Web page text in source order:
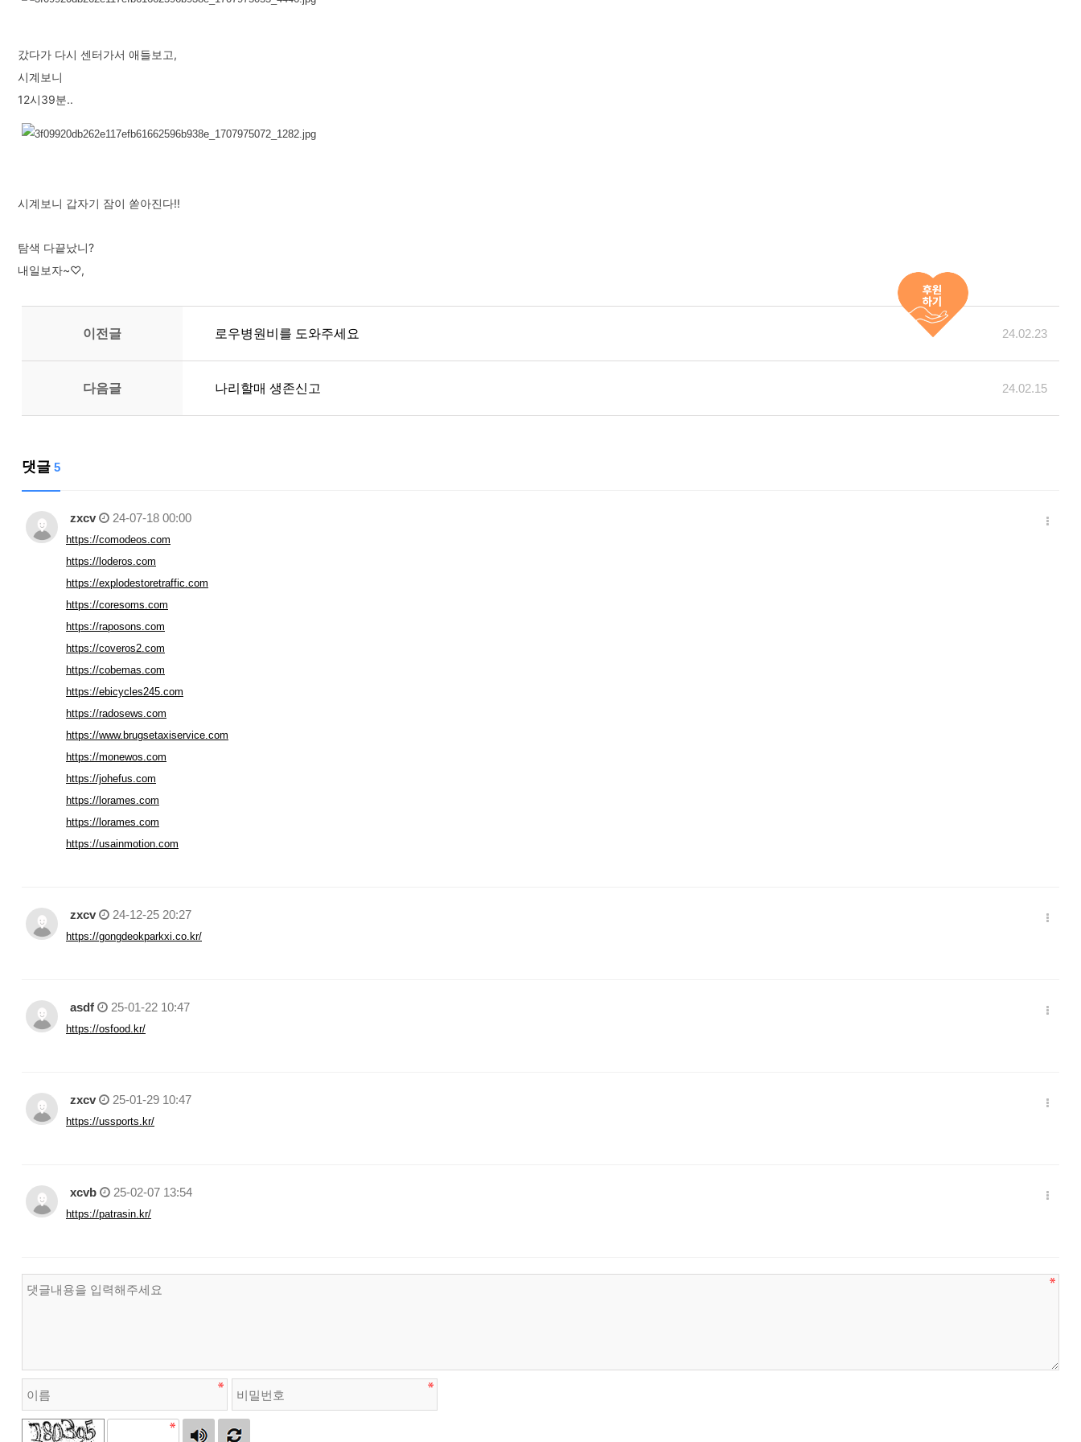
갔다가 다시 센터가서 애들보고,
시계보니
12시39분..
시계보니 갑자기 잠이 쏟아진다!!
탐색 다끝났니?
내일보자~♡,
이전글 로우병원비를 도와주세요 24.02.23
다음글 나리할매 생존신고 24.02.15
댓글 5
zxcv 24-07-18 00:00
https://comodeos.com
https://loderos.com
https://explodestoretraffic.com
https://coresoms.com
https://raposons.com
https://coveros2.com
https://cobemas.com
https://ebicycles245.com
https://radosews.com
https://www.brugsetaxiservice.com
https://monewos.com
https://johefus.com
https://lorames.com
https://lorames.com
https://usainmotion.com
zxcv 24-12-25 20:27
https://gongdeokparkxi.co.kr/
asdf 25-01-22 10:47
https://osfood.kr/
zxcv 25-01-29 10:47
https://ussports.kr/
xcvb 25-02-07 13:54
https://patrasin.kr/